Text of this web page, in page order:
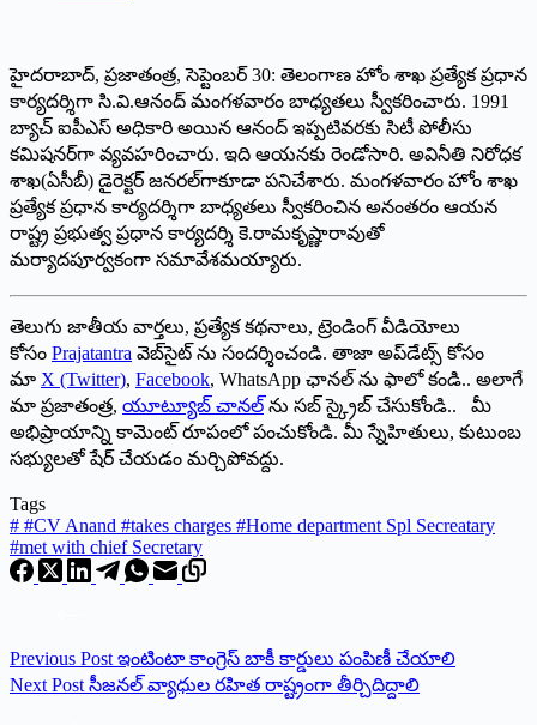
హైదరాబాద్‌, ప్రజాతంత్ర, సెప్టెంబర్‌ 30: తెలంగాణ హోం శాఖ ప్రత్యేక ప్రధాన
కార్యదర్శిగా సి.వి.ఆనంద్‌ మంగళవారం బాధ్యతలు స్వీకరించారు. 1991
బ్యాచ్‌ ఐపీఎస్‌ అధికారి అయిన ఆనంద్‌ ఇప్పటివరకు సిటీ పోలీసు
కమిషనర్‌గా వ్యవహరించారు. ఇది ఆయనకు రెండోసారి. అవినీతి నిరోధక
శాఖ(ఏసీబీ) డైరెక్టర్‌ జనరల్‌గాకూడా పనిచేశారు. మంగళవారం హోం శాఖ
ప్రత్యేక ప్రధాన కార్యదర్శిగా బాధ్యతలు స్వీకరించిన అనంతరం ఆయన
రాష్ట్ర ప్రభుత్వ ప్రధాన కార్యదర్శి కె.రామకృష్ణారావుతో
మర్యాదపూర్వకంగా సమావేశమయ్యారు.
తెలుగు జాతీయ వార్తలు, ప్రత్యేక కథనాలు, ట్రెండింగ్ వీడియోలు
కోసం Prajatantra వెబ్‌సైట్ ను సందర్శించండి. తాజా అప్‌డేట్స్ కోసం
మా X (Twitter), Facebook, WhatsApp ఛానల్ ను ఫాలో కండి.. అలాగే
మా ప్రజాతంత్ర, యూట్యూబ్ చానల్ ను సబ్ స్క్రైబ్ చేసుకోండి.. మీ
అభిప్రాయాన్ని కామెంట్ రూపంలో పంచుకోండి. మీ స్నేహితులు, కుటుంబ
సభ్యులతో షేర్ చేయడం మర్చిపోవద్దు.
Tags
# #CV Anand #takes charges #Home department Spl Secreatary
#met with chief Secretary
Previous Post ఇంటింటా కాంగ్రెస్‌ బాకీ కార్డులు పంపిణీ చేయాలి
Next Post సీజనల్‌ వ్యాధుల రహిత రాష్ట్రంగా తీర్చిదిద్దాలి